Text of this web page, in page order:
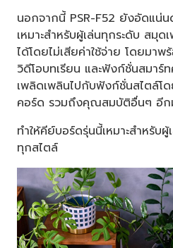
นอกจากนี้ PSR-F52 ยังอัดแ
เหมาะสำหรับผู้เล่นทุกระดับ สมุ
ได้โดยไม่เสียค่าใช้จ่าย โดยมา
วิดีโอบทเรียน และฟังก์ชั่นสมาร์
เพลิดเพลินไปกับฟังก์ชั่นสไตล์โด
คอร์ด รวมถึงคุณสมบัติอื่นๆ อีก
ทำให้คีย์บอร์ดรุ่นนี้เหมาะสำหรับ
ทุกสไตล์